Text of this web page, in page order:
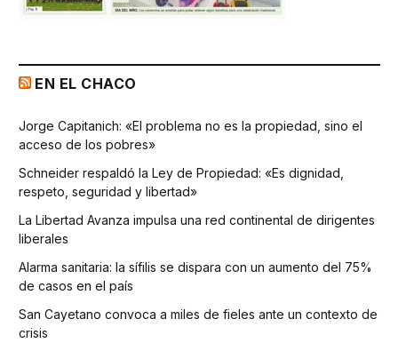
EN EL CHACO
Jorge Capitanich: «El problema no es la propiedad, sino el
acceso de los pobres»
Schneider respaldó la Ley de Propiedad: «Es dignidad,
respeto, seguridad y libertad»
La Libertad Avanza impulsa una red continental de dirigentes
liberales
Alarma sanitaria: la sífilis se dispara con un aumento del 75%
de casos en el país
San Cayetano convoca a miles de fieles ante un contexto de
crisis